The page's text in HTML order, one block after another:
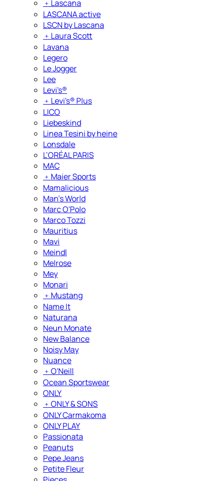
﹢ Lascana
LASCANA active
LSCN by Lascana
﹢ Laura Scott
Lavana
Legero
Le Jogger
Lee
Levi's®
﹢ Levi's® Plus
LICO
Liebeskind
Linea Tesini by heine
Lonsdale
L’ORÉAL PARIS
MAC
﹢ Maier Sports
Mamalicious
Man's World
Marc O'Polo
Marco Tozzi
Mauritius
Mavi
Meindl
Melrose
Mey
Monari
﹢ Mustang
Name It
Naturana
Neun Monate
New Balance
Noisy May
Nuance
﹢ O'Neill
Ocean Sportswear
ONLY
﹢ ONLY & SONS
ONLY Carmakoma
ONLY PLAY
Passionata
Peanuts
Pepe Jeans
Petite Fleur